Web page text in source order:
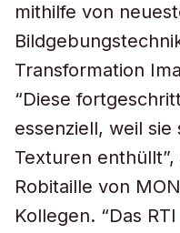
mithilfe von
Transformation
“Diese
essenziell, weil
Texturen
Robitaille von
Kollegen. “Das